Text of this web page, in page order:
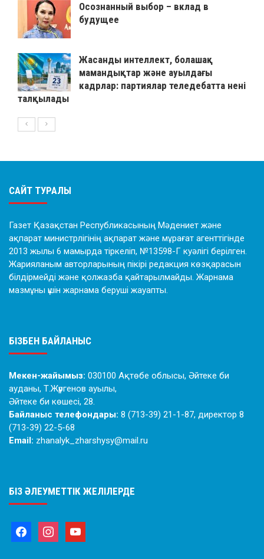
Осознанный выбор – вклад в
будущее
Жасанды интеллект, болашақ
мамандықтар және ауылдағы
кадрлар: партиялар теледебатта нені
талқылады
САЙТ ТУРАЛЫ
Газет Қазақстан Республикасының Мәдениет және
ақпарат министрлігінің ақпарат және мұрағат агенттігінде
2013 жылы 6 мамырда тіркеліп, №13598-Г куәлігі берілген.
Жарияланым авторларының пікірі редакция көзқарасын
білдірмейді және қолжазба қайтарылмайды. Жарнама
мазмұны үшін жарнама беруші жауапты.
БІЗБЕН БАЙЛАНЫС
Мекен-жайымыз: 030100 Ақтөбе облысы, Әйтеке би
ауданы, Т.Жүргенов ауылы,
Әйтеке би көшесі, 28.
Байланыс телефондары: 8 (713-39) 21-1-87, директор 8
(713-39) 22-5-68
Email: zhanalyk_zharshysy@mail.ru
БІЗ ӘЛЕУМЕТТІК ЖЕЛІЛЕРДЕ